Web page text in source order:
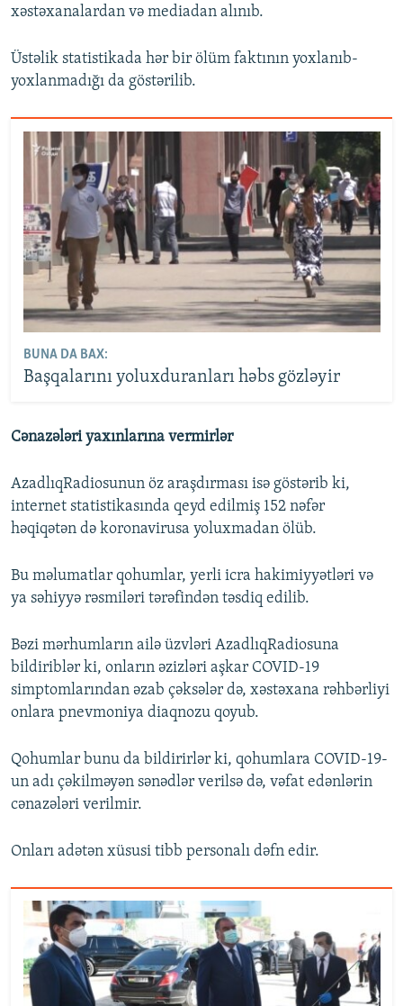
xəstəxanalardan və mediadan alınıb.
Üstəlik statistikada hər bir ölüm faktının yoxlanıb-
yoxlanmadığı da göstərilib.
BUNA DA BAX:
Başqalarını yoluxduranları həbs gözləyir
Cənazələri yaxınlarına vermirlər
AzadlıqRadiosunun öz araşdırması isə göstərib ki,
internet statistikasında qeyd edilmiş 152 nəfər
həqiqətən də koronavirusa yoluxmadan ölüb.
Bu məlumatlar qohumlar, yerli icra hakimiyyətləri və
ya səhiyyə rəsmiləri tərəfindən təsdiq edilib.
Bəzi mərhumların ailə üzvləri AzadlıqRadiosuna
bildiriblər ki, onların əzizləri aşkar COVID-19
simptomlarından əzab çəksələr də, xəstəxana rəhbərliyi
onlara pnevmoniya diaqnozu qoyub.
Qohumlar bunu da bildirirlər ki, qohumlara COVID-19-
un adı çəkilməyən sənədlər verilsə də, vəfat edənlərin
cənazələri verilmir.
Onları adətən xüsusi tibb personalı dəfn edir.